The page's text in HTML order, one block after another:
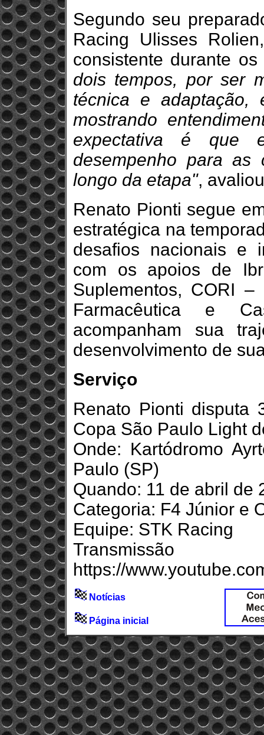
Segundo seu
Racing Ulisses
consistente durante
dois tempos, por ser
técnica e adaptação,
mostrando
expectativa é que
desempenho para
longo da etapa",
Renato Pionti segue
estratégica na
desafios nacionais e
com os apoios de
Suplementos, CORI
Farmacêutica e
acompanham sua
desenvolvimento de
Serviço
Renato Pionti disputa
Copa São Paulo Light
Onde: Kartódromo
Paulo (SP)
Quando: 11 de abril de
Categoria: F4 Júnior e
Equipe: STK Racing
https://
Notícias
Página inicial